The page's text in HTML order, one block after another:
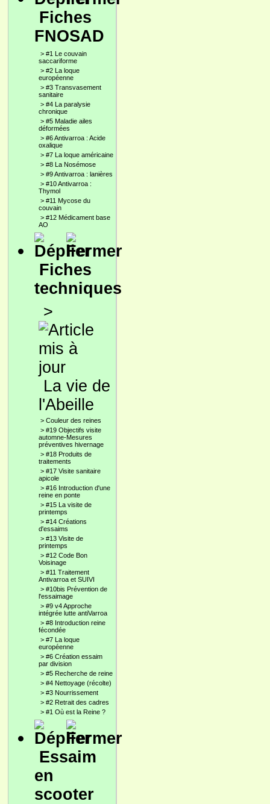
Fiches
FNOSAD
> #1 Le couvain
saccariforme
> #2 La loque
européenne
> #3 Transvasement
sanitaire
> #4 La paralysie
chronique
> #5 Maladie ailes
déformées
> #6 Antivarroa : Acide
oxalique
> #7 La loque américaine
> #8 La Nosémose
> #9 Antivarroa : lanières
> #10 Antivarroa :
Thymol
> #11 Mycose du
couvain
> #12 Médicament base
AO
Fiches
techniques
>
La vie de
l'Abeille
> Couleur des reines
> #19 Objectifs visite
automne-Mesures
préventives hivernage
> #18 Produits de
traitements
> #17 Visite sanitaire
apicole
> #16 Introduction d'une
reine en ponte
> #15 La visite de
printemps
> #14 Créations
d'essaims
> #13 Visite de
printemps
> #12 Code Bon
Voisinage
> #11 Traitement
Antivarroa et SUIVI
> #10bis Prévention de
l'essaimage
> #9 v4 Approche
intégrée lutte antiVarroa
> #8 Introduction reine
fécondée
> #7 La loque
européenne
> #6 Création essaim
par division
> #5 Recherche de reine
> #4 Nettoyage (récolte)
> #3 Nourrissement
> #2 Retrait des cadres
> #1 Où est la Reine ?
Essaim
en
scooter